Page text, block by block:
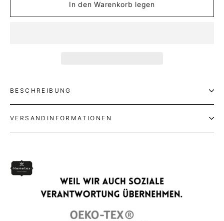
In den Warenkorb legen
BESCHREIBUNG
VERSANDINFORMATIONEN